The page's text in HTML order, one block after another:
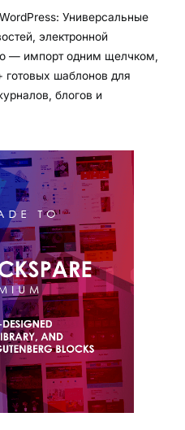
Универсальные
электронной
— импорт одним щелчком,
готовых шаблонов для
блогов и